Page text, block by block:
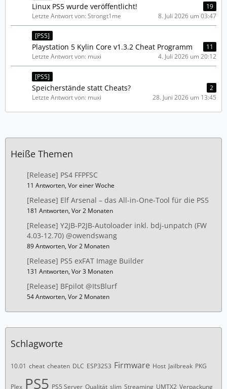
Linux PS5 wurde veröffentlicht!
19
Letzte Antwort von: Strongt1me
8. Juli 2026 um 03:47
[PS5]
Playstation 5 Kylin Core v1.3.2 Cheat Programm
11
Letzte Antwort von: muxi
4. Juli 2026 um 20:12
[PS5]
Speicherstände statt Cheats?
2
Letzte Antwort von: muxi
28. Juni 2026 um 13:45
Heiße Themen
[Release] PS4 FFPFSC
11 Antworten, Vor einer Woche
[Release] Elf Arsenal – das All-in-One-Tool für die PS5
181 Antworten, Vor 2 Monaten
[Release] Y2JB-P2JB-Autoloader inkl. bdj-unpatch (FW
4.03-12.70) @owendswang
89 Antworten, Vor 2 Monaten
[Release] PS5 exFAT Image Builder
131 Antworten, Vor 3 Monaten
[Release] BFpilot @ItsBlurf
54 Antworten, Vor 2 Monaten
Schlagworte
10.01 cheat cheaten DLC ESP32S3 Firmware Host Jailbreak PKG
Plex PS5 PS5 Server Qualität slim Streaming UMTX2 Verpackung